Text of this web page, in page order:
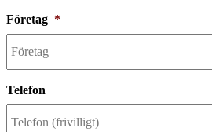
Företag *
Telefon